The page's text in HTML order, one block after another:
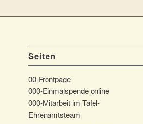
Seiten
00-Frontpage
000-Einmalspende online
000-Mitarbeit im Tafel-
Ehrenamtsteam